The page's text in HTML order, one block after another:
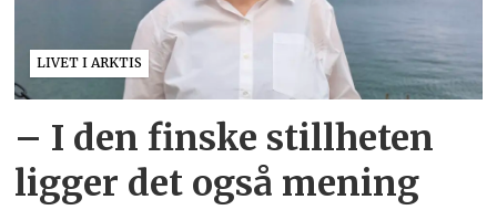
LIVET I ARKTIS
– I den finske stillheten
ligger det også mening